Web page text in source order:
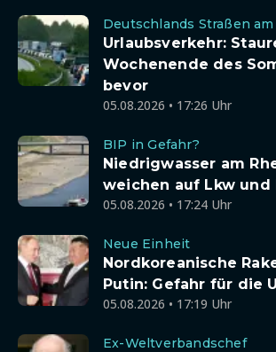
Deutschlands Straßen
Urlaubsverkehr:
Wochenende des
bevor
05.08.2026 • 17:26 Uhr
BIP in Gefahr?
Niedrigwasser am
weichen auf Lkw und
05.08.2026 • 17:24 Uhr
Neue Einheit
Nordkoreanische
Putin: Gefahr für die
05.08.2026 • 17:19 Uhr
Ex-Weltverbandschef